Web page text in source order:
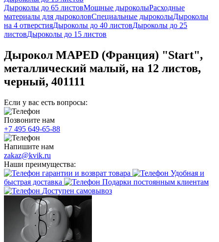
Дыроколы до 65 листовМощные дыроколыРасходные
материалы для дыроколовСпециальные дыроколыДыроколы
на 4 отверстияДыроколы до 40 листовДыроколы до 25
листовДыроколы до 15 листов
Дырокол MAPED (Франция) "Start",
металлический малый, на 12 листов,
черный, 401111
Если у вас есть вопросы:
Позвоните нам
+7 495 649-65-88
Напишите нам
zakaz@kvik.ru
Наши преимущества:
гарантии и возврат товара
Удобная и
быстрая доставка
Подарки постоянным клиентам
Доступен самовывоз